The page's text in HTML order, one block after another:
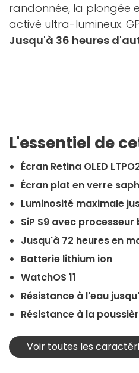
randonnée, la plongée
activé ultra-lumineux.
Jusqu'à 36 heures
L'essentiel de
Écran Retina OLED
Écran plat en verre
Luminosité maximale
SiP S9 avec
Jusqu'à 72 heures en
Batterie lithium ion
WatchOS 11
Résistance à l'eau
Résistance à la
Voir toutes les